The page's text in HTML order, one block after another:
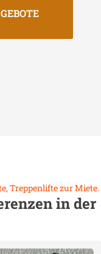
Treppenlifte zur Miete.
in der